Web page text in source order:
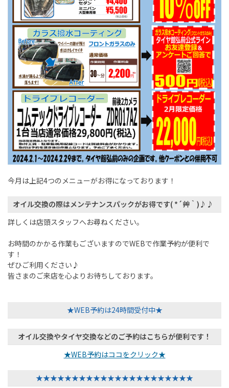
今月は上記4つのメニューがお得になっております！
オイル交換の際はメンテナンスパックがお得です( *´艸｀)♪♪
詳しくは店頭スタッフへお尋ねください。
お時間のかかる作業もございますのでWEBで作業予約が便利で
す！
ぜひご利用ください♪
皆さまのご来店を心よりお待ちしております。
★WEB予約は24時間受付中★
オイル交換やタイヤ交換などのご予約はこちらが便利です！
★WEB予約はココをクリック★
★★★★★★★★★★★★★★★★★★★★★★